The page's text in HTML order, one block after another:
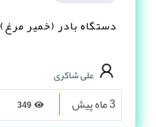
دستگاه بادر (خمیر مرغ)
علی شاکری
3 ماه پیش